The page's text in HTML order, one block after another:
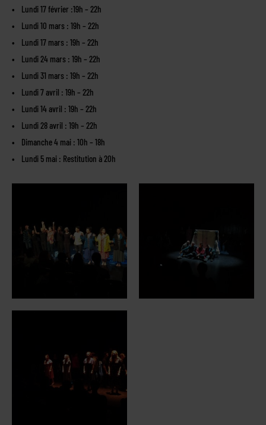
Lundi 17 février :19h – 22h
Lundi 10 mars : 19h – 22h
Lundi 17 mars : 19h – 22h
Lundi 24 mars : 19h – 22h
Lundi 31 mars : 19h – 22h
Lundi 7 avril : 19h – 22h
Lundi 14 avril : 19h – 22h
Lundi 28 avril : 19h – 22h
Dimanche 4 mai : 10h – 18h
Lundi 5 mai : Restitution à 20h